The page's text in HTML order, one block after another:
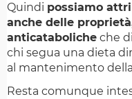
Quindi possiamo
anche delle
anticataboliche che
chi segua una dieta
al mantenimento
Resta comunque